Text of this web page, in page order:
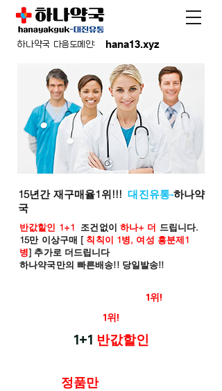
hana13.xyz
하나약국 다음도메인:
15년간 재구매율1위!!!대진유통-하나약
국
반값할인 1+1 조건없이 하나+ 더 드립니다.
15만 이상구매 [ 칙칙이 1병, 여성 흥분제1
병] 추가로 더드립니다
하나약국만의 빠른배송!! 당일발송!!
1위!
1위!
1+1 반값할인
정품만